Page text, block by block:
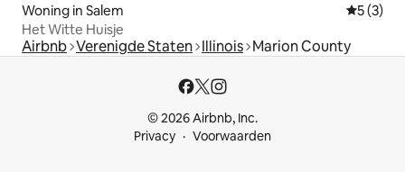
Woning in Salem
5 (3)
Het Witte Huisje
Airbnb Verenigde Staten Illinois Marion County
© 2026 Airbnb, Inc.
Privacy
Voorwaarden